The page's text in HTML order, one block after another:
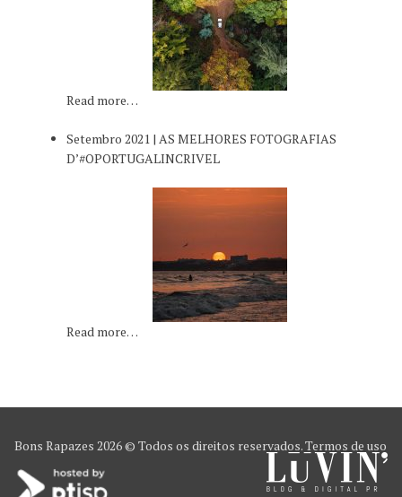
Read more…
Setembro 2021 | AS MELHORES FOTOGRAFIAS
D’#OPORTUGALINCRIVEL
Read more…
Bons Rapazes 2026 © Todos os direitos reservados.Termos de uso